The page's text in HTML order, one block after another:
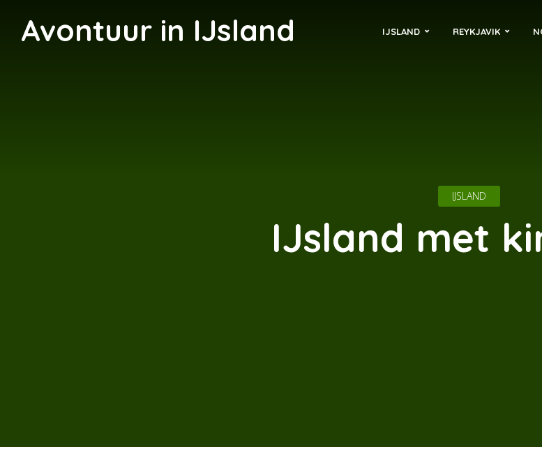
Avontuur in IJsland IJSLAND REYKJAVIK
IJSLAND
IJsland met